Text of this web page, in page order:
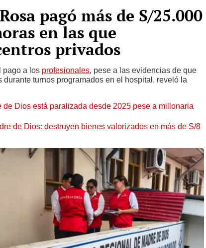
pagó más de S/25.000
en las que
privados
pago a los profesionales, pese a las evidencias de que
turnos programados en el hospital, reveló la
de Dios está paralizada desde 2025 pese a millonaria
de Dios: destruyen bienes valorizados en más de S/8